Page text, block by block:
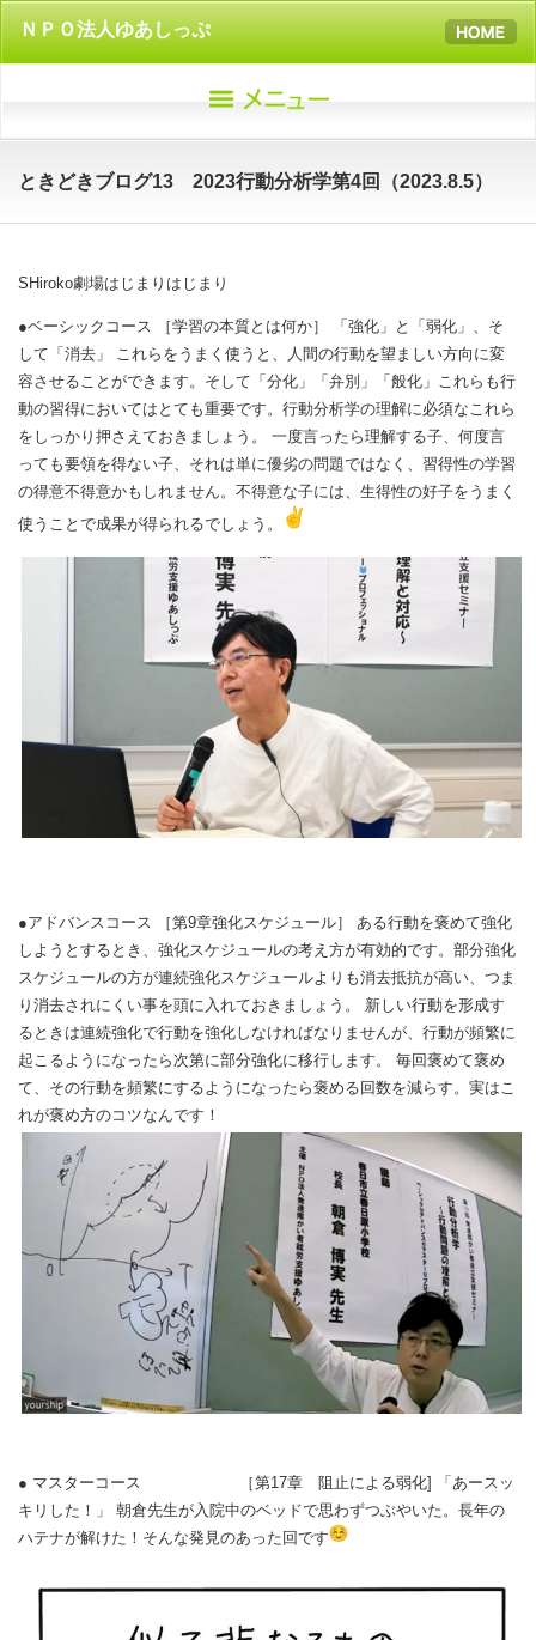
ＮＰＯ法人ゆあしっぷ
ときどきブログ13 2023行動分析学第4回（2023.8.5）
SHiroko劇場はじまりはじまり
●ベーシックコース ［学習の本質とは何か］ 「強化」と「弱化」、そ
して「消去」 これらをうまく使うと、
人間の行動を望ましい方向に変
容させることができます。そして「 分化」「弁別」「般化」
これらも行
動の習得においてはとても重要です。 行動分析学の理解に必須なこれら
をしっかり押さえておきましょう 。 一度言ったら理解する子、何度言
っても要領を得ない子、 それは単に優劣の問題ではなく、 習得性の学習
の得意不得意かもしれません。不得意な子には、 生得性の好子をうまく
使うことで成果が得られるでしょう。
●アドバンスコース ［第9章強化スケジュール］ ある行動を褒めて強化
しようとするとき、 強化スケジュールの考え方が有効的です。 部分強化
スケジュールの方が連続強化スケジュールよりも消去抵抗が高い、つま
り消去されにくい事を頭に入れておきましょう。 新しい行動を形成す
るときは連続強化で行動を強化しなければなり ませんが、 行動が頻繁に
起こるようになったら次第に部分強化に移行します。 毎回褒めて褒め
て、 その行動を頻繁にするようになったら褒める回数を減らす。 実はこ
れが褒め方のコツなんです！
● マスターコース ［第17章 阻止による弱化] 「あースッ
キリした！」 朝倉先生が入院中のベッドで思わずつぶやいた。 長年の
ハテナが解けた！そんな発見のあった回です